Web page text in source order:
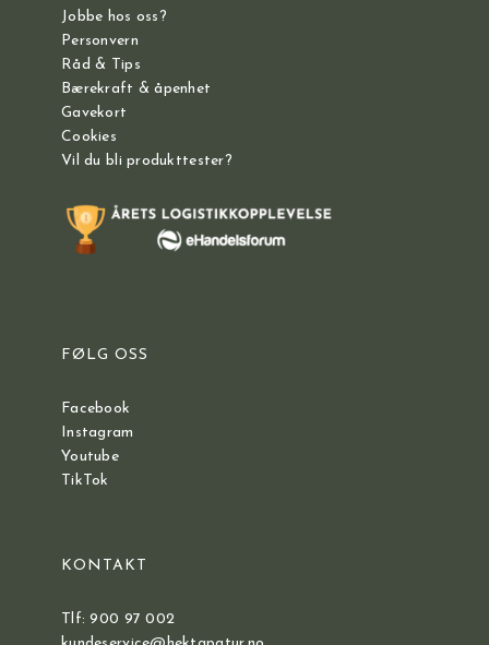
Jobbe hos oss?
Personvern
Råd & Tips
Bærekraft & åpenhet
Gavekort
Cookies
Vil du bli produkttester?
FØLG OSS
Facebook
Instagram
Youtube
TikTok
KONTAKT
Tlf: 900 97 002